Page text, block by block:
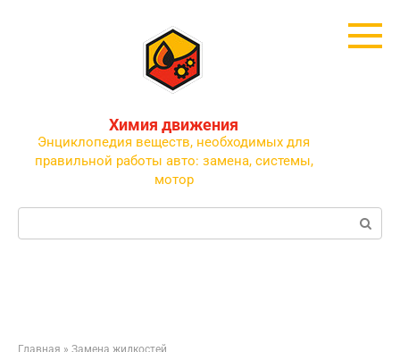
Химия движения
Энциклопедия веществ, необходимых для
правильной работы авто: замена, системы,
мотор
Поиск:
Главная » Замена жидкостей